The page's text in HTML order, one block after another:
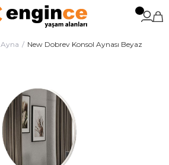
Ayna New Dobrev Konsol Aynası Beyaz